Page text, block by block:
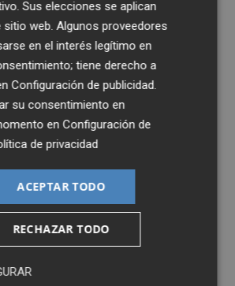
Sus elecciones se aplican
web. Algunos proveedores
en el interés legítimo en
tiene derecho a
Configuración de publicidad.
su consentimiento en
enConfiguración de
de privacidad
ACEPTAR TODO
RECHAZAR TODO